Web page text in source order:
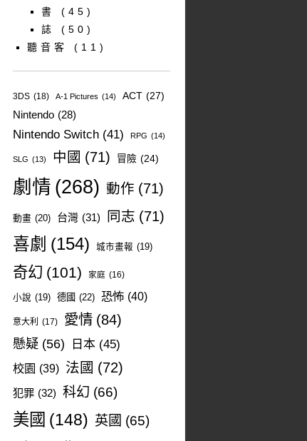
書
(45)
誌
(50)
聽音客
(11)
3DS (18) A-1 Pictures (14) ACT (27)
Nintendo (28)
Nintendo Switch (41) RPG (14)
SLG (13) 中國 (71) 冒險 (24)
劇情 (268) 動作 (71)
動畫 (20) 台灣 (31) 同志 (71)
喜劇 (154) 城市畫報 (19)
奇幻 (101) 家庭 (16)
小說 (19) 德國 (22) 恐怖 (40)
意大利 (17) 愛情 (84)
懸疑 (56) 日本 (45)
校園 (39) 法國 (72)
犯罪 (32) 科幻 (66)
美國 (148) 英國 (65)